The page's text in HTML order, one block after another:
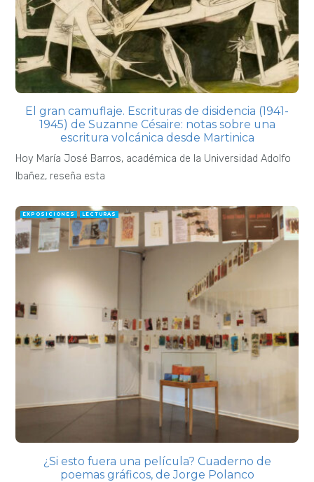
El gran camuflaje. Escrituras de disidencia (1941-
1945) de Suzanne Césaire: notas sobre una
escritura volcánica desde Martinica
Hoy María José Barros, académica de la Universidad Adolfo
Ibañez, reseña esta
EXPOSICIONES LECTURAS
¿Si esto fuera una película? Cuaderno de
poemas gráficos, de Jorge Polanco